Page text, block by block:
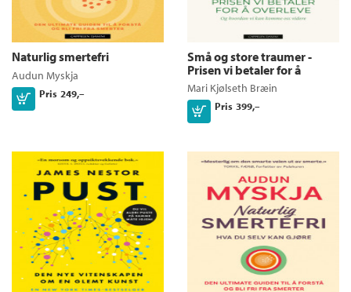
Naturlig smertefri
Audun Myskja
Pris 249,–
Kjøp
Små og store traumer -
Prisen vi betaler for å
overleve
Mari Kjølseth Bræin
Pris 399,–
Kjøp